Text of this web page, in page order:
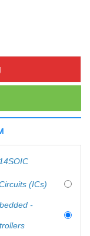
(ICs)
-